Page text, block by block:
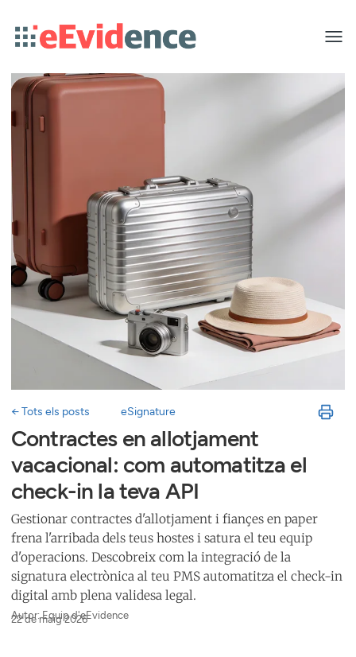
menu
← Tots els posts eSignature
Contractes en allotjament
vacacional: com automatitza el
check-in la teva API
Gestionar contractes d'allotjament i fiançes en paper
frena l'arribada dels teus hostes i satura el teu equip
d'operacions. Descobreix com la integració de la
signatura electrònica al teu PMS automatitza el check-in
digital amb plena validesa legal.
Autor: Equip d'eEvidence
22 de maig 2026